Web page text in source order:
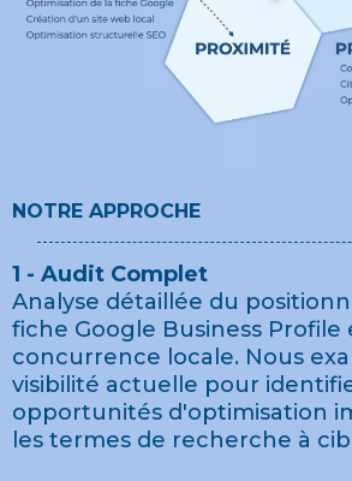
NOTRE APPROCHE
1 - Audit Complet
Analyse détaillée du
fiche Google Business Profile
concurrence locale. Nous
visibilité actuelle pour
opportunités d'optimisation
les termes de recherche à